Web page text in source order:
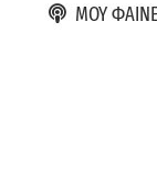
ΜΟΥ